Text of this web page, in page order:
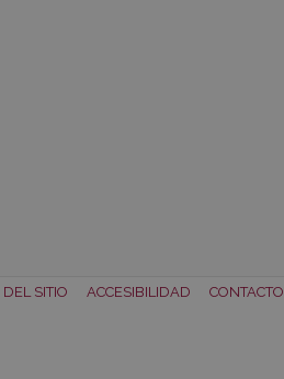
SITIO ACCESIBILIDAD CONTACTO